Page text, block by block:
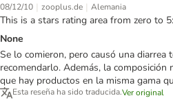
08/12/10 | zooplus.de | Alemania
This is a stars rating area from zero to
None
Se lo comieron, pero causó una diarrea
recomendarlo. Además, la composición
que hay productos en la misma gama
Esta reseña ha sido traducida.Ver original